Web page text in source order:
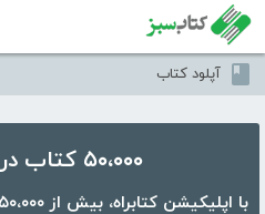
آپلود کتاب
۵۰،۰۰۰ کتاب در موبایل شما